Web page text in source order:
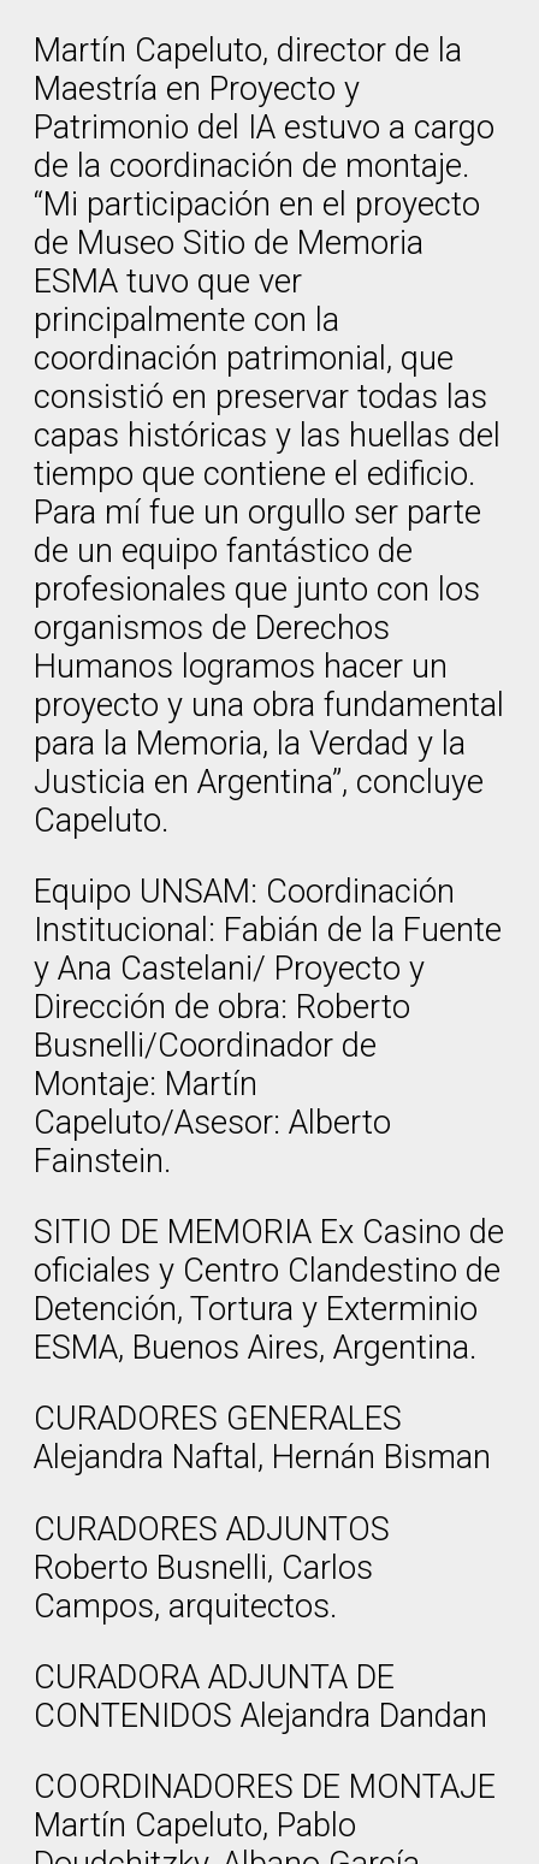
Martín Capeluto, director de la
Maestría en Proyecto y
Patrimonio del IA estuvo a cargo
de la coordinación de montaje.
“Mi participación en el proyecto
de Museo Sitio de Memoria
ESMA tuvo que ver
principalmente con la
coordinación patrimonial, que
consistió en preservar todas las
capas históricas y las huellas del
tiempo que contiene el edificio.
Para mí fue un orgullo ser parte
de un equipo fantástico de
profesionales que junto con los
organismos de Derechos
Humanos logramos hacer un
proyecto y una obra fundamental
para la Memoria, la Verdad y la
Justicia en Argentina”, concluye
Capeluto.
Equipo UNSAM: Coordinación
Institucional: Fabián de la Fuente
y Ana Castelani/ Proyecto y
Dirección de obra: Roberto
Busnelli/Coordinador de
Montaje: Martín
Capeluto/Asesor: Alberto
Fainstein.
SITIO DE MEMORIA Ex Casino de
oficiales y Centro Clandestino de
Detención, Tortura y Exterminio
ESMA, Buenos Aires, Argentina.
CURADORES GENERALES
Alejandra Naftal, Hernán Bisman
CURADORES ADJUNTOS
Roberto Busnelli, Carlos
Campos, arquitectos.
CURADORA ADJUNTA DE
CONTENIDOS Alejandra Dandan
COORDINADORES DE MONTAJE
Martín Capeluto, Pablo